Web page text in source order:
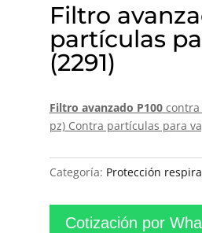
Filtro
partículas
(2291)
Filtro avanzado P100contra
pz) Contra partículas para
Categoría: Protección
Cotización por